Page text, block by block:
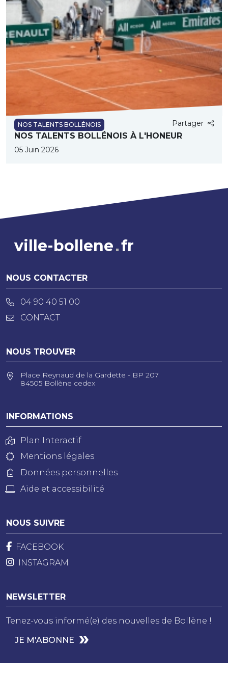
NOS TALENTS BOLLÉNOIS Partager
NOS TALENTS BOLLÉNOIS À L'HONEUR
05 Juin 2026
ville-bollene fr
NOUS CONTACTER
04 90 40 51 00
CONTACT
NOUS TROUVER
Place Reynaud de la Gardette - BP 207
84505 Bollène cedex
INFORMATIONS
Plan Interactif
Mentions légales
Données personnelles
Aide et accessibilité
NOUS SUIVRE
FACEBOOK
INSTAGRAM
NEWSLETTER
Tenez-vous informé(e) des nouvelles de Bollène !
JE M'ABONNE